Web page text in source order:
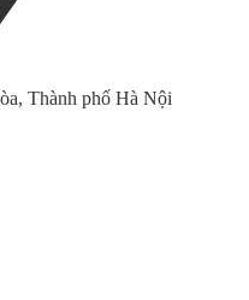
Thành phố Hà Nội